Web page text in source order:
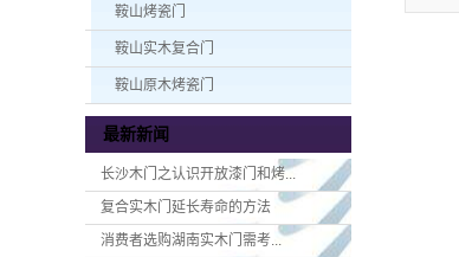
鞍山烤瓷门
鞍山实木复合门
鞍山原木烤瓷门
最新新闻
长沙木门之认识开放漆门和烤...
复合实木门延长寿命的方法
消费者选购湖南实木门​需考...